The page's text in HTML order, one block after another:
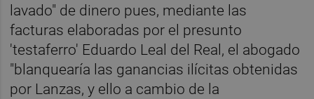
lavado" de dinero pues, mediante las
facturas elaboradas por el presunto
'testaferro' Eduardo Leal del Real, el abogado
"blanquearía las ganancias ilícitas obtenidas
por Lanzas, y ello a cambio de la